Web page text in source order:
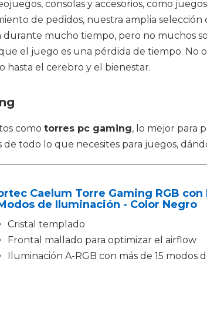
consolas y accesorios, como
de pedidos, nuestra amplia
mucho tiempo, pero no muchos
el juego es una pérdida de tiempo. No
hasta el cerebro y el bienestar.
como torres pc gaming, lo mejor para
de todo lo que necesites para juegos,
Caelum Torre Gaming RGB
de Iluminación - Color Negro
Cristal templado
Frontal mallado para optimizar el airflow
Iluminación A-RGB con más de 15 modos